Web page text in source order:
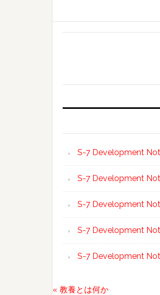
S-7 Development
S-7 Development
S-7 Development
S-7 Development
S-7 Development
前
« 教養とは何か